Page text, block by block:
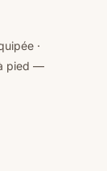
·
à pied —